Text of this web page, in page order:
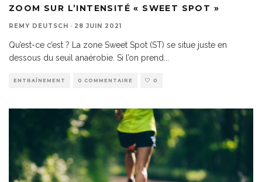
ZOOM SUR L’INTENSITÉ « SWEET SPOT »
REMY DEUTSCH · 28 JUIN 2021
Qu’est-ce c’est ? La zone Sweet Spot (ST) se situe juste en
dessous du seuil anaérobie. Si l’on prend
ENTRAÎNEMENT 0 COMMENTAIRE 0